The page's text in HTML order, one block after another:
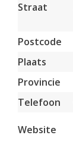
Straat
Postcode
Plaats
Provincie
Telefoon
Website